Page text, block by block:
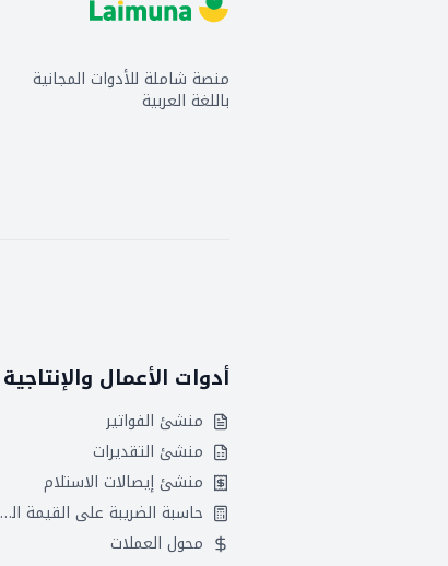
منصة شاملة للأدوات المجانية
باللغة العربية
أدوات الأعمال والإنتاجية
منشئ الفواتير
منشئ التقديرات
منشئ إيصالات الاستلام
حاسبة الضريبة على القيمة المضافة
محول العملات